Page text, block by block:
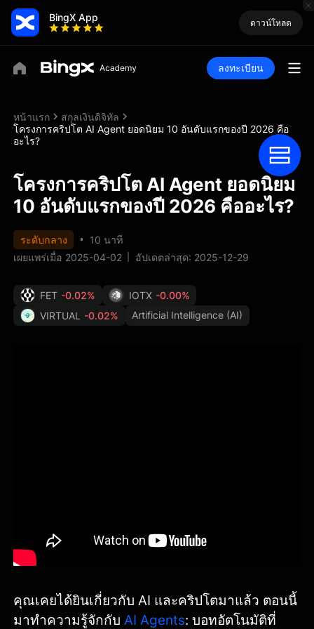
BingX App ดาวน์โหลด
ลงทะเบียน
หน้าแรก
สกุลเงินดิจิทัล
โครงการคริปโต AI Agent ยอดนิยม 10 อันดับแรกของปี 2026 คือ
อะไร?
โครงการคริปโต AI Agent ยอดนิยม
10 อันดับแรกของปี 2026 คืออะไร?
ระดับกลาง
10 นาที
เผยแพร่เมื่อ 2025-04-02
อัปเดตล่าสุด: 2025-12-29
FET -0.02% IOTX -0.00%
VIRTUAL
-0.02% Artificial Intelligence (AI)
คุณเคยได้ยินเกี่ยวกับ AI และคริปโตมาแล้ว ตอนนี้
มาทำความรู้จักกับAI Agents: บอทอัตโนมัติที่